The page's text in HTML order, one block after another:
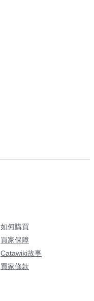
如何購買
買家保障
Catawiki故事
買家條款